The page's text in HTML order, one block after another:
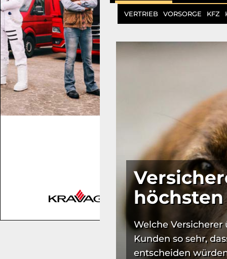
VERTRIEB VORSORGE KFZ
Welche
Kunden so sehr,
entscheiden